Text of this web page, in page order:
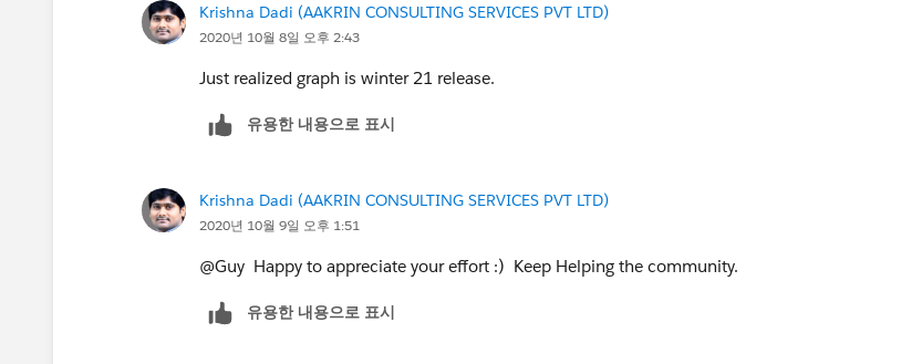
Krishna Dadi (AAKRIN CONSULTING SERVICES PVT LTD)
2020년 10월 8일 오후 2:43
Just realized graph is winter 21 release.
유용한 내용으로 표시
Krishna Dadi (AAKRIN CONSULTING SERVICES PVT LTD)
2020년 10월 9일 오후 1:51
@Guy Happy to appreciate your effort :) Keep Helping the community.
유용한 내용으로 표시